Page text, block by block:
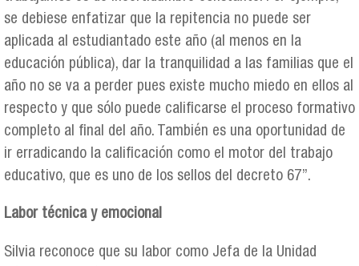
se debiese enfatizar que la repitencia no puede ser
aplicada al estudiantado este año (al menos en la
educación pública), dar la tranquilidad a las familias que el
año no se va a perder pues existe mucho miedo en ellos al
respecto y que sólo puede calificarse el proceso formativo
completo al final del año. También es una oportunidad de
ir erradicando la calificación como el motor del trabajo
educativo, que es uno de los sellos del decreto 67”.
Labor técnica y emocional
Silvia reconoce que su labor como Jefa de la Unidad